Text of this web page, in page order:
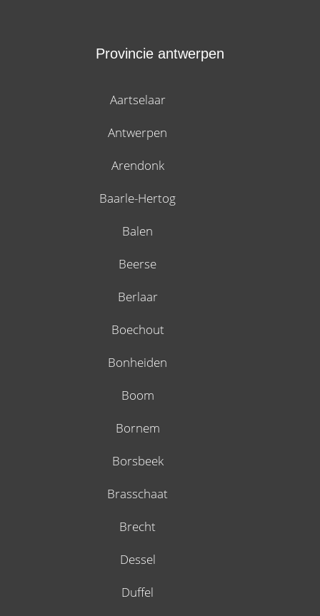
Provincie antwerpen
Aartselaar
Antwerpen
Arendonk
Baarle-Hertog
Balen
Beerse
Berlaar
Boechout
Bonheiden
Boom
Bornem
Borsbeek
Brasschaat
Brecht
Dessel
Duffel